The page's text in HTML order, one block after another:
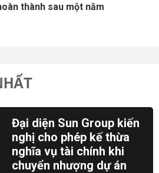
thành sau một năm
Đại diện Sun Group kiến
nghị cho phép kế thừa
nghĩa vụ tài chính khi
chuyển nhượng dự án